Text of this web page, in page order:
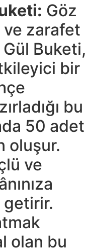
Göz
ve zarafet
Gül Buketi,
bir
bu
50 adet
oluşur.
ve
getirir.
olan bu